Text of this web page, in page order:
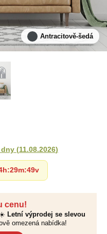
Antracitově-šedá
cenu!
☀️ Letní výprodej se slevou
omezená nabídka!
(11.08.2026)
:29m:48v